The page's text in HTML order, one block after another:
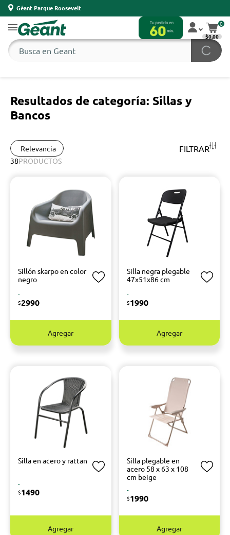
Géant Parque Roosevelt
0
$0,00
Resultados de categoría: Sillas y
Bancos
Relevancia FILTRAR
38PRODUCTOS
Sillón skarpo en color
negro
-
$2990
Agregar
Silla negra plegable
47x51x86 cm
-
$1990
Agregar
Silla en acero y rattan
-
$1490
Agregar
Silla plegable en
acero 58 x 63 x 108
cm beige
-
$1990
Agregar